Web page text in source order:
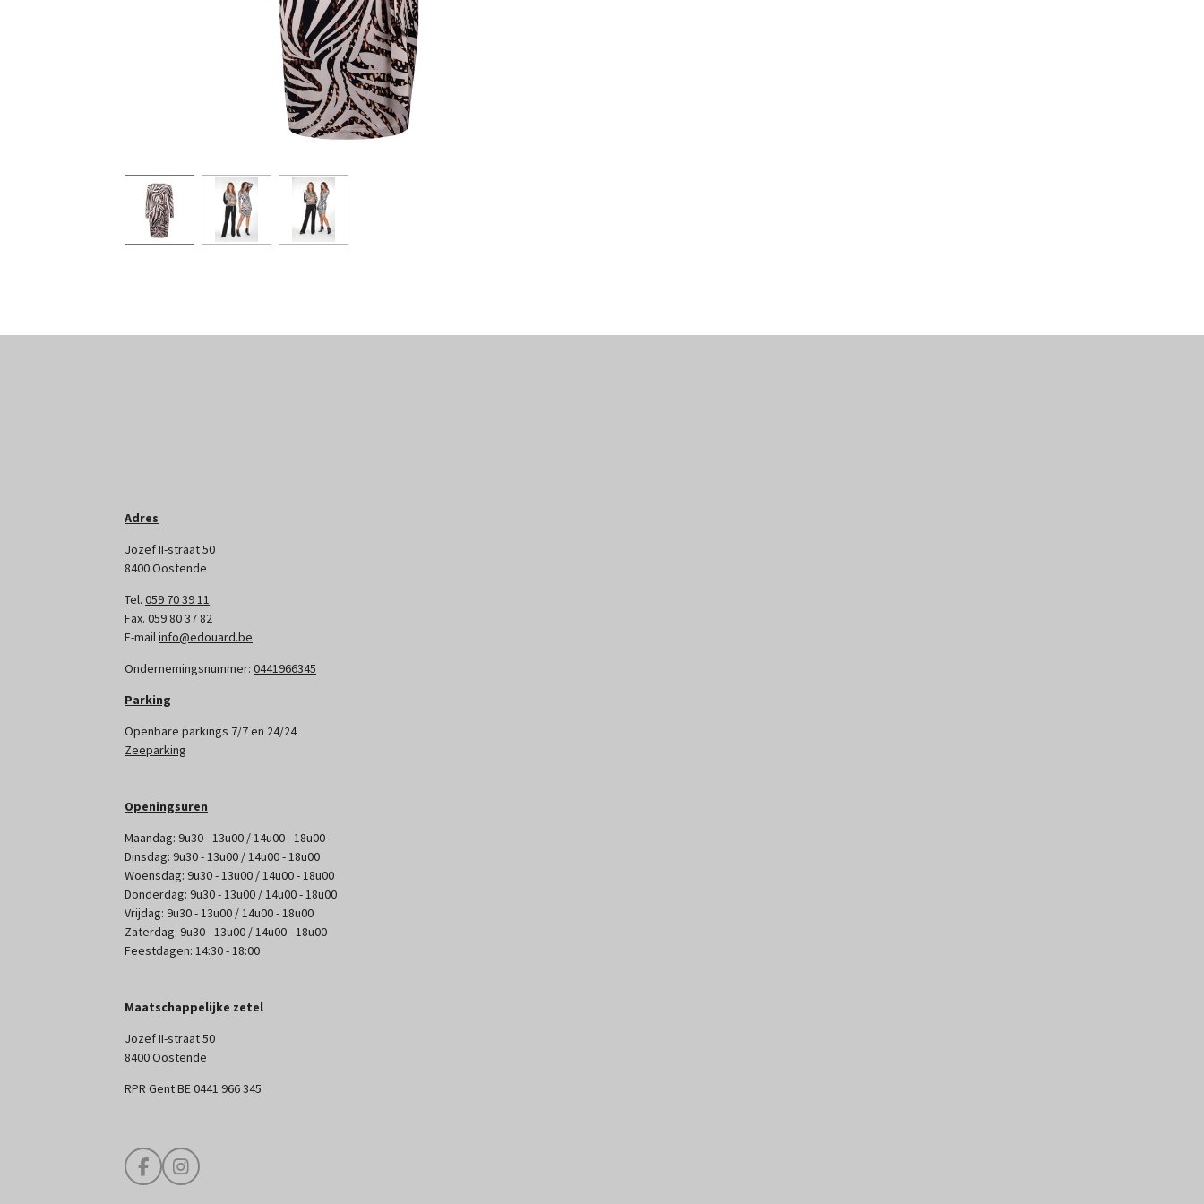
Adres
Jozef II-straat 50
8400 Oostende
Tel. 059 70 39 11
Fax. 059 80 37 82
E-mailinfo@edouard.be
Ondernemingsnummer: 0441966345
Parking
Openbare parkings 7/7 en 24/24
Zeeparking
Openingsuren
Maandag: 9u30 - 13u00 / 14u00 - 18u00
Dinsdag: 9u30 - 13u00 / 14u00 - 18u00
Woensdag: 9u30 - 13u00 / 14u00 - 18u00
Donderdag: 9u30 - 13u00 / 14u00 - 18u00
Vrijdag: 9u30 - 13u00 / 14u00 - 18u00
Zaterdag: 9u30 - 13u00 / 14u00 - 18u00
Feestdagen: 14:30 - 18:00
Maatschappelijke zetel
Jozef II-straat 50
8400 Oostende
RPR Gent BE 0441 966 345
F
a
I
n